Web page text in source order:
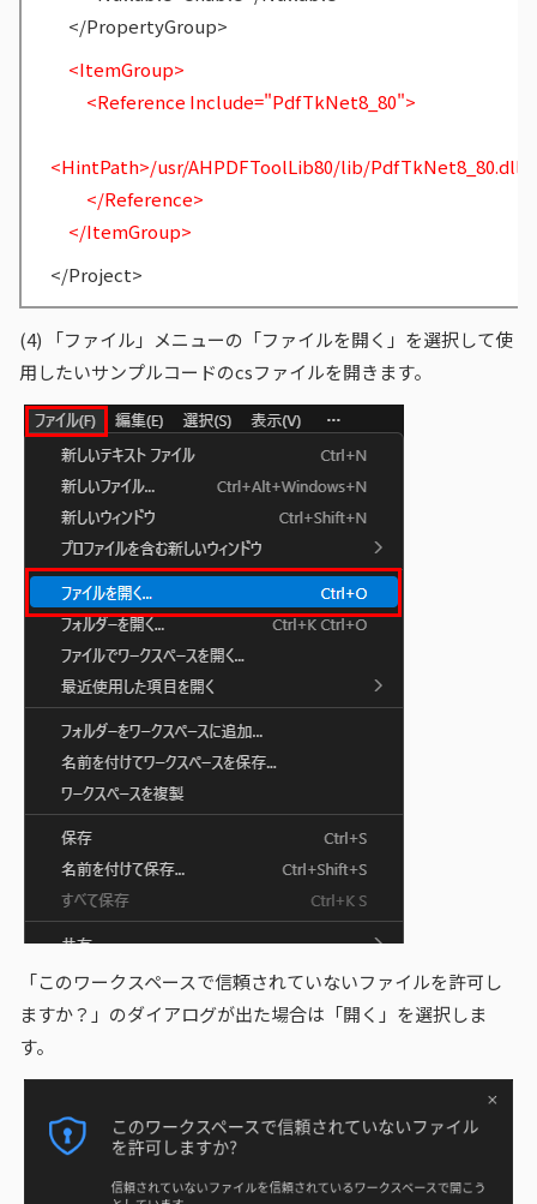
</PropertyGroup>
<ItemGroup>
<Reference Include="PdfTkNet8_80">
<HintPath>/usr/AHPDFToolLib80/lib/
</Reference>
</ItemGroup>
</Project>
(4)
「ファイル」メニューの「ファイルを開く」を選択して使
用したいサンプルコードのcsファイルを開きます。
「このワークスペースで信頼されていないファイルを許可し
ますか？」のダイアログが出た場合は「開く」を選択しま
す。